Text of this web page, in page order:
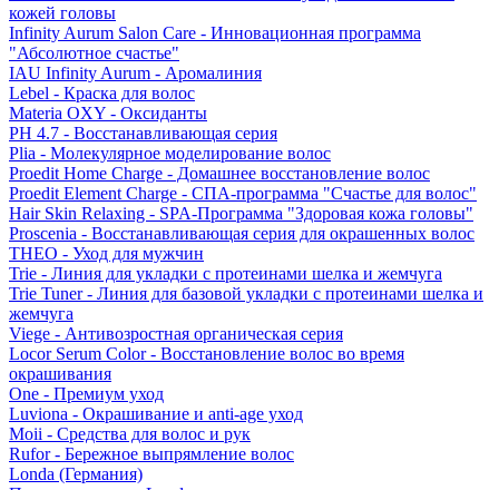
кожей головы
Infinity Aurum Salon Care - Инновационная программа
"Абсолютное счастье"
IAU Infinity Aurum - Аромалиния
Lebel - Краска для волос
Materia OXY - Оксиданты
PH 4.7 - Восстанавливающая серия
Plia - Молекулярное моделирование волос
Proedit Home Charge - Домашнее восстановление волос
Proedit Element Charge - СПА-программа "Счастье для волос"
Hair Skin Relaxing - SPA-Программа "Здоровая кожа головы"
Proscenia - Восстанавливающая серия для окрашенных волос
THEO - Уход для мужчин
Trie - Линия для укладки с протеинами шелка и жемчуга
Trie Tuner - Линия для базовой укладки с протеинами шелка и
жемчуга
Viege - Антивозростная органическая серия
Locor Serum Color - Восстановление волос во время
окрашивания
One - Премиум уход
Luviona - Окрашивание и anti-age уход
Moii - Средства для волос и рук
Rufor - Бережное выпрямление волос
Londa (Германия)